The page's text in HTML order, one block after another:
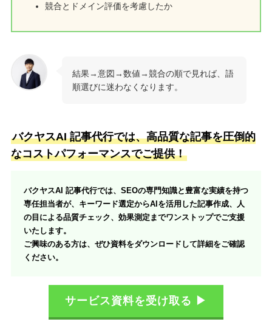
競合とドメイン評価を考慮したか
結果→意図→数値→競合の順で見れば、語
順選びに迷わなくなります。
バクヤスAI 記事代行では、高品質な記事を圧倒的
なコストパフォーマンスでご提供！
バクヤスAI 記事代行では、SEOの専門知識と豊富な実績を持つ
専任担当者が、キーワード選定からAIを活用した記事作成、人
の目による品質チェック、効果測定までワンストップでご支援
いたします。
ご興味のある方は、ぜひ資料をダウンロードして詳細をご確認
ください。
サービス資料を受け取る ▶